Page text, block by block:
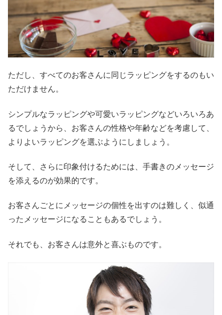
ただし、すべてのお客さんに同じラッピングをするのもい
ただけません。
シンプルなラッピングや可愛いラッピングなどいろいろあ
るでしょうから、お客さんの性格や年齢などを考慮して、
よりよいラッピングを選ぶようにしましょう。
そして、さらに印象付けるためには、手書きのメッセージ
を添えるのが効果的です。
お客さんごとにメッセージの個性を出すのは難しく、似通
ったメッセージになることもあるでしょう。
それでも、お客さんは意外と喜ぶものです。